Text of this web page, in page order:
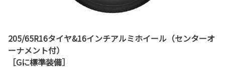
205/65R16タイヤ&16インチアルミホイール（センターオ
ーナメント付）
［Gに標準装備］